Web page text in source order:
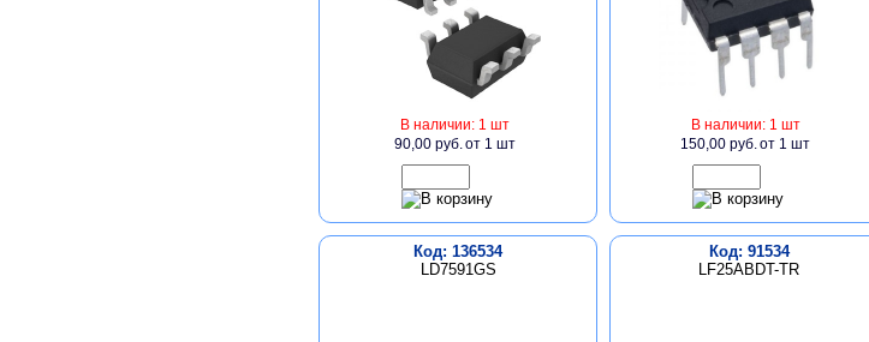
В наличии: 1 шт
90,00 руб.от 1 шт
В наличии: 1 шт
150,00 руб.от 1 шт
Код: 136534
LD7591GS
Код: 91534
LF25ABDT-TR